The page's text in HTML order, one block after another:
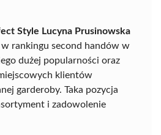
Style Lucyna Prusinowska
rankingu second handów w
dużej popularności oraz
klientów
garderoby. Taka pozycja
i zadowolenie